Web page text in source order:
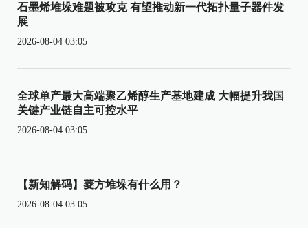
石墨烯堆垛难题被攻克 有望推动新一代拓扑量子器件发
展
2026-08-04 03:05
全球单产最大高端聚乙烯醇生产基地建成 大幅提升我国
关键产业链自主可控水平
2026-08-04 03:05
【新知解码】菱方堆垛有什么用？
2026-08-04 03:05